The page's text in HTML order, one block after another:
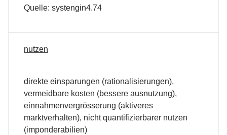
Quelle: systengin4.74
nutzen
direkte einsparungen (rationalisierungen),
vermeidbare kosten (bessere ausnutzung),
einnahmenvergrösserung (aktiveres
marktverhalten), nicht quantifizierbarer nutzen
(imponderabilien)